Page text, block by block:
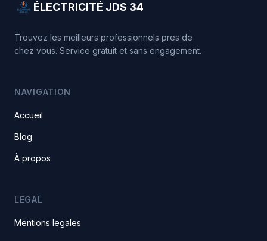
ÉLECTRICITÉ JDS 34
Trouvez les meilleurs professionnels pres de
chez vous. Service gratuit et sans engagement.
NAVIGATION
Accueil
Blog
À propos
LEGAL
Mentions legales